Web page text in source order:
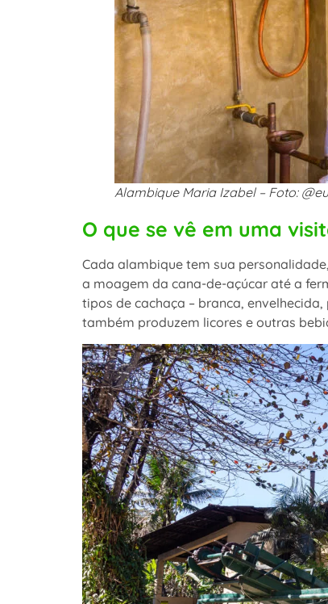
Alambique Maria Izabel – Foto:
O que se vê em uma
Cada alambique tem sua
a moagem da cana-de-açúcar até a
tipos de cachaça – branca,
também produzem licores e outras